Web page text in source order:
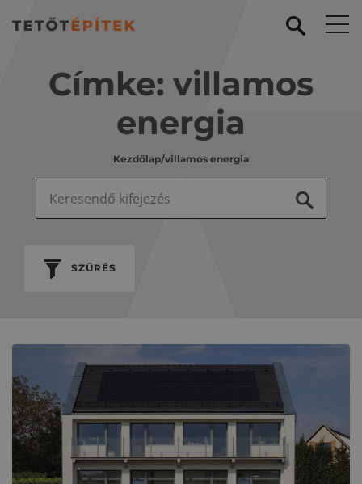
Címke: villamos
energia
Kezdőlap/villamos energia
SZŰRÉS